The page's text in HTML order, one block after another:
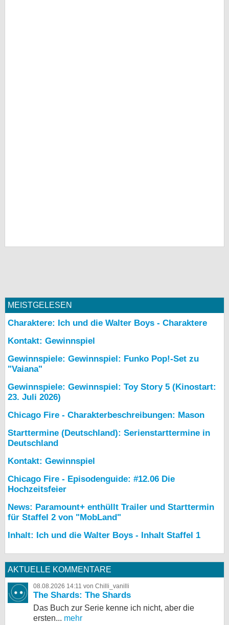
MEISTGELESEN
Charaktere: Ich und die Walter Boys - Charaktere
Kontakt: Gewinnspiel
Gewinnspiele: Gewinnspiel: Funko Pop!-Set zu
"Vaiana"
Gewinnspiele: Gewinnspiel: Toy Story 5 (Kinostart:
23. Juli 2026)
Chicago Fire - Charakterbeschreibungen: Mason
Starttermine (Deutschland): Serienstarttermine in
Deutschland
Kontakt: Gewinnspiel
Chicago Fire - Episodenguide: #12.06 Die
Hochzeitsfeier
News: Paramount+ enthüllt Trailer und Starttermin
für Staffel 2 von "MobLand"
Inhalt: Ich und die Walter Boys - Inhalt Staffel 1
AKTUELLE KOMMENTARE
08.08.2026 14:11 von Chilli_vanilli
The Shards: The Shards
Das Buch zur Serie kenne ich nicht, aber die
ersten... mehr